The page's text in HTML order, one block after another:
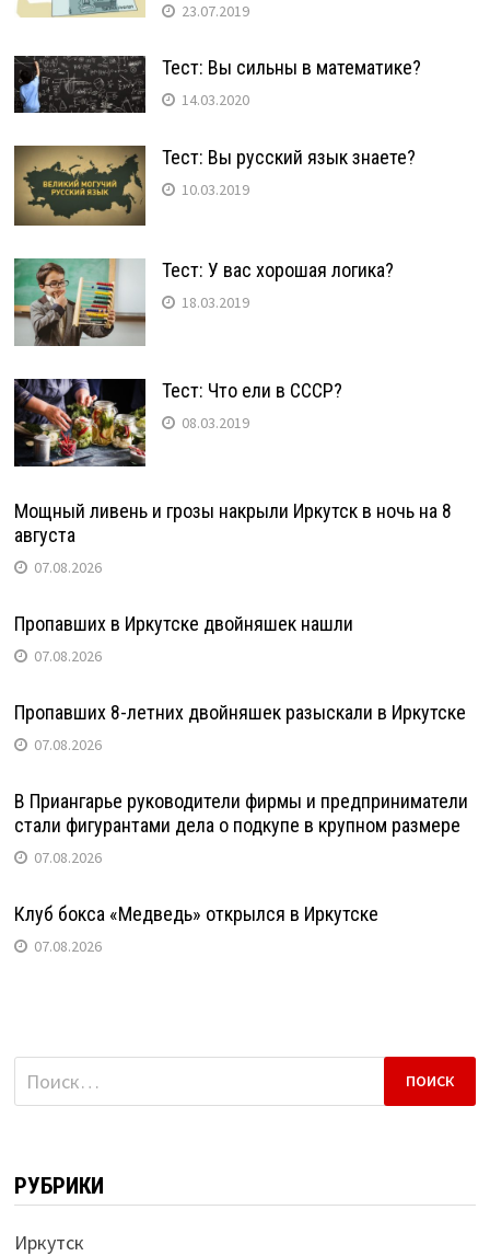
23.07.2019
Тест: Вы сильны в математике?
14.03.2020
Тест: Вы русский язык знаете?
10.03.2019
Тест: У вас хорошая логика?
18.03.2019
Тест: Что ели в СССР?
08.03.2019
Мощный ливень и грозы накрыли Иркутск в ночь на 8
августа
07.08.2026
Пропавших в Иркутске двойняшек нашли
07.08.2026
Пропавших 8-летних двойняшек разыскали в Иркутске
07.08.2026
В Приангарье руководители фирмы и предприниматели
стали фигурантами дела о подкупе в крупном размере
07.08.2026
Клуб бокса «Медведь» открылся в Иркутске
07.08.2026
Найти:
РУБРИКИ
Иркутск